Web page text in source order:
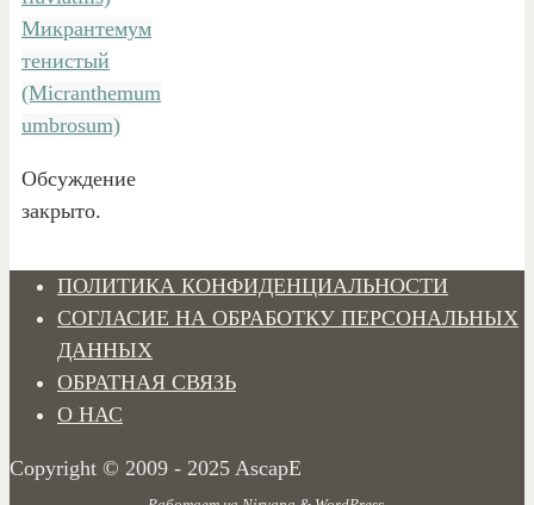
Микрантемум
тенистый
(Micranthemum
umbrosum)
Обсуждение
закрыто.
ПОЛИТИКА КОНФИДЕНЦИАЛЬНОСТИ
СОГЛАСИЕ НА ОБРАБОТКУ ПЕРСОНАЛЬНЫХ
ДАННЫХ
ОБРАТНАЯ СВЯЗЬ
О НАС
Copyright © 2009 - 2025 AscapE